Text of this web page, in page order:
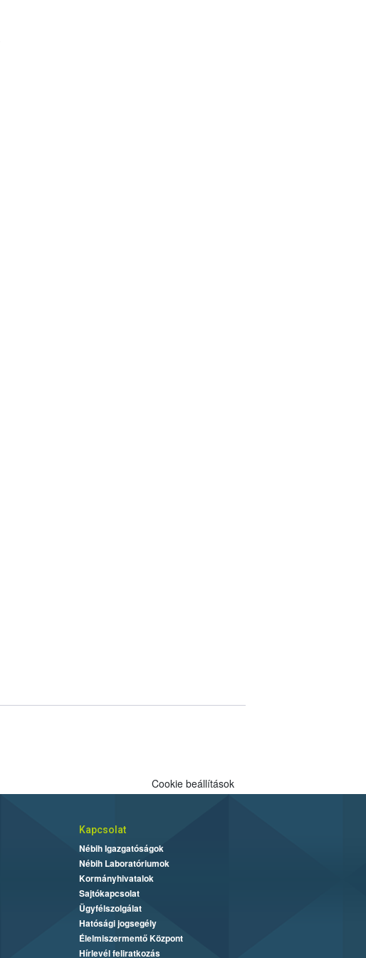
Cookie beállítások
Kapcsolat
Nébih Igazgatóságok
Nébih Laboratóriumok
Kormányhivatalok
Sajtókapcsolat
Ügyfélszolgálat
Hatósági jogsegély
Élelmiszermentő Központ
Hírlevél feliratkozás